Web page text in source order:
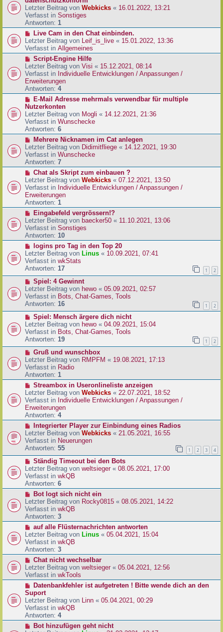
g
B
e
i
t
a
g
u
e
r
B
e
i
t
a
g
Letzter Beitrag von Webkicks « 16.01.2022, 13:21
Verfasst in Sonstiges
Antworten: 1
N
e
u
e
r
B
e
i
t
a
g
Live Cam in den Chat einbinden.
Letzter Beitrag von Leif_is_live « 15.01.2022, 13:36
Verfasst in Allgemeines
N
e
u
e
r
B
e
i
t
r
a
g
Script-Engine Hilfe
Letzter Beitrag von Visi « 15.12.2021, 08:14
Verfasst in Individuelle Entwicklungen / Anpassungen /
Erweiterungen
Antworten: 4
N
e
u
e
r
B
e
i
t
r
a
g
E-Mail Adresse mehrmals verwendbar für multiple
Nutzerkonten
Letzter Beitrag von Mogli « 14.12.2021, 21:36
Verfasst in Wunschecke
Antworten: 6
N
e
u
e
r
B
e
i
t
r
a
g
Mehrere Nicknamen im Cat anlegen
Letzter Beitrag von Didimitfliege « 14.12.2021, 19:30
Verfasst in Wunschecke
Antworten: 7
N
e
u
e
r
B
e
i
t
r
a
g
Chat als Skript zum einbauen ?
Letzter Beitrag von Webkicks « 07.12.2021, 13:50
Verfasst in Individuelle Entwicklungen / Anpassungen /
Erweiterungen
Antworten: 1
N
e
u
e
r
B
e
i
t
a
g
Eingabefeld vergrössern!?
Letzter Beitrag von baecker50 « 11.10.2021, 13:06
Verfasst in Sonstiges
Antworten: 10
N
e
u
e
r
B
e
i
t
r
a
g
logins pro Tag in den Top 20
Letzter Beitrag von Linus « 10.09.2021, 07:41
Verfasst in wkStats
Antworten: 17 1 2
N
e
u
e
r
B
e
i
t
r
a
g
Spiel: 4 Gewinnt
Letzter Beitrag von hewo « 05.09.2021, 02:57
Verfasst in Bots, Chat-Games, Tools
Antworten: 16 1 2
N
e
u
e
r
B
e
i
t
a
g
Spiel: Mensch ärgere dich nicht
Letzter Beitrag von hewo « 04.09.2021, 15:04
Verfasst in Bots, Chat-Games, Tools
Antworten: 19 1 2
N
e
u
e
r
B
e
i
t
r
a
g
Gruß und wunschbox
Letzter Beitrag von RMPFM « 19.08.2021, 17:13
Verfasst in Radio
Antworten: 1
N
e
u
e
r
B
e
i
t
r
a
g
Streambox in Useronlineliste anzeigen
Letzter Beitrag von Webkicks « 22.07.2021, 18:52
Verfasst in Individuelle Entwicklungen / Anpassungen /
Erweiterungen
Antworten: 4
N
e
u
e
r
B
e
i
t
a
g
Integrierter Player zur Einbindung eines Radios
Letzter Beitrag von Webkicks « 21.05.2021, 16:55
Verfasst in Neuerungen
Antworten: 55 1 2 3 4
N
e
u
e
r
B
e
i
t
a
g
Ständig Timeout bei den Bots
Letzter Beitrag von weltsieger« 08.05.2021, 17:00
Verfasst in wkQB
Antworten: 6
N
e
u
e
r
B
e
i
t
a
g
Bot logt sich nicht ein
Letzter Beitrag von Rocky0815 « 08.05.2021, 14:22
Verfasst in wkQB
Antworten: 3
N
e
u
e
r
B
e
i
r
a
g
auf alle Flüsternachrichten antworten
Letzter Beitrag von Linus « 05.04.2021, 15:04
Verfasst in wkQB
Antworten: 3
N
e
u
e
B
e
i
t
Chat nicht wechselbar
Letzter Beitrag von weltsieger « 05.04.2021, 12:56
Verfasst in wkTools
N
e
u
e
r
B
e
Datenbankfehler ist aufgetreten ! Bitte wende dich an den
Suport
Letzter Beitrag von Linn « 05.04.2021, 00:29
Verfasst in wkQB
Antworten: 4
NBot hinzufügen geht nicht